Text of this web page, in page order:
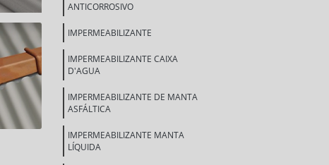
ANTICORROSIVO
IMPERMEABILIZANTE
IMPERMEABILIZANTE CAIXA
D'AGUA
IMPERMEABILIZANTE DE MANTA
ASFÁLTICA
IMPERMEABILIZANTE MANTA
LÍQUIDA